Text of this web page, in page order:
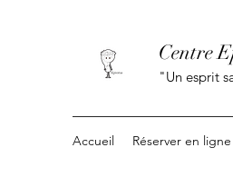
Centre
"Un esprit
Accueil Réserver en ligne